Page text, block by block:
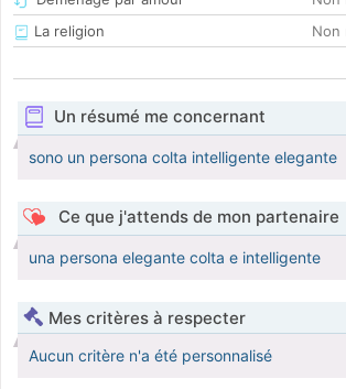
La religion
Non
Un résumé me concernant
sono un persona colta intelligente elegante
Ce que j'attends de mon partenaire
una persona elegante colta e intelligente
Mes critères à respecter
Aucun critère n'a été personnalisé